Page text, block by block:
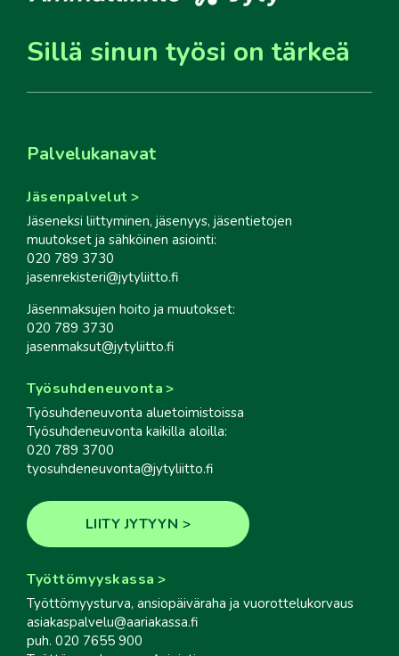
Sillä sinun työsi on tärkeä
Palvelukanavat
Jäsenpalvelut
Jäseneksi liittyminen, jäsenyys, jäsentietojen
muutokset ja sähköinen asiointi:
020 789 3730
jasenrekisteri@jytyliitto.fi
Jäsenmaksujen hoito ja muutokset:
020 789 3730
jasenmaksut@jytyliitto.fi
Työsuhdeneuvonta
Työsuhdeneuvonta aluetoimistoissa
Työsuhdeneuvonta kaikilla aloilla:
020 789 3700
tyosuhdeneuvonta@jytyliitto.fi
LIITY JYTYYN
Työttömyyskassa
Työttömyysturva, ansiopäiväraha ja vuorottelukorvaus
asiakaspalvelu@aariakassa.fi
puh. 020 7655 900